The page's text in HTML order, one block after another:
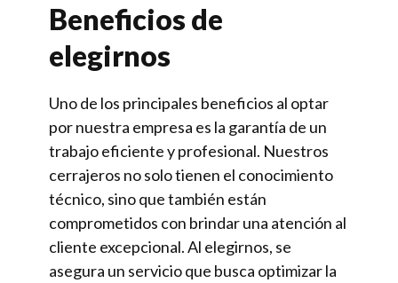
Beneficios de
elegirnos
Uno de los principales beneficios al optar
por nuestra empresa es la garantía de un
trabajo eficiente y profesional. Nuestros
cerrajeros no solo tienen el conocimiento
técnico, sino que también están
comprometidos con brindar una atención al
cliente excepcional. Al elegirnos, se
asegura un servicio que busca optimizar la